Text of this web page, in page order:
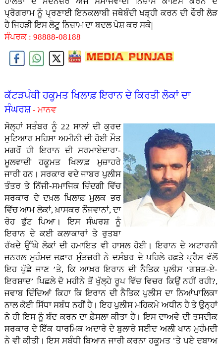
ਪ੍ਰੋਗਰਾਮ ਨੂੰ ਪ੍ਰਣਾਈ ਇਨਕਲਾਬੀ ਜਥੇਬੰਦੀ ਖੜ੍ਹੀ ਕਰਨ ਦੀ ਫੌਰੀ ਲੋੜ
ਹੈ ਜਿਹੜੀ ਇਸ ਲੋਟੂ ਨਿਜ਼ਾਮ ਦਾ ਬਦਲ ਪੇਸ਼ ਕਰ ਸਕੇ|
ਸੰਪਰਕ : 98888-08188
ਕੱਟੜਪੰਥੀ ਹਕੂਮਤ ਖਿਲਾਫ਼ ਇਰਾਨ ਦੇ ਕਿਰਤੀ ਲੋਕਾਂ ਦਾ
ਸੰਘਰਸ਼- ਮਾਨਵ
ਸੋਲ੍ਹਾਂ ਸਤੰਬਰ ਨੂੰ 22 ਸਾਲਾਂ ਦੀ ਕੁਰਦ
ਮੁਟਿਆਰ ਮਹਿਸਾ ਅਮੀਨੀ ਦੀ ਹੋਈ ਮੌਤ
ਮਗਰੋਂ ਹੀ ਇਰਾਨ ਦੀ ਸਰਮਾਏਦਾਰਾ-
ਮੂਲਵਾਦੀ ਹਕੂਮਤ ਖਿਲਾਫ਼ ਮੁਜ਼ਾਹਰੇ
ਜਾਰੀ ਹਨ। ਸਰਕਾਰ ਵਦੇ ਜਾਬਰ ਪੁਲੀਸ
ਤੰਤਰ ਤੇ ਨਿੱਜੀ-ਸਮਾਜਿਕ ਜ਼ਿੰਦਗੀ ਵਿੱਚ
ਸਰਕਾਰ ਦੇ ਦਖ਼ਲ ਖਿਲਾਫ਼ ਮੁਲਕ ਭਰ
ਵਿੱਚ ਆਮ ਲੋਕਾਂ, ਖ਼ਾਸਕਰ ਨੌਜਵਾਨਾਂ, ਦਾ
ਰੋਹ ਫੁੱਟ ਪਿਆ। ਇਸ ਸੰਘਰਸ਼ ਨੂੰ
ਇਰਾਨ ਦੇ ਕਈ ਕਲਾਕਾਰਾਂ ਤੇ ਰੁਤਬਾ
ਰੱਖਦੇ ਉੱਘੇ ਲੋਕਾਂ ਦੀ ਹਮਾਇਤ ਵੀ ਹਾਸਲ ਹੋਈ। ਇਰਾਨ ਦੇ ਅਟਾਰਨੀ
ਜਨਰਲ ਮੁਹੰਮਦ ਜਫ਼ਾਰ ਮੁੰਤਜ਼ਰੀ ਨੇ ਦਸੰਬਰ ਦੇ ਪਹਿਲੇ ਹਫ਼ਤੇ ਪ੍ਰੈਸ ਵੱਲੋਂ
ਇਹ ਪੁੱਛੇ ਜਾਣ ’ਤੇ, ਕਿ ਆਖ਼ਰ ਇਰਾਨ ਦੀ ਨੈਤਿਕ ਪੁਲੀਸ ‘ਗਸ਼ਤ-ਏ-
ਇਰਸ਼ਾਦ’ ਪਿਛਲੇ ਦੋ ਮਹੀਨੇ ਤੋਂ ਖੁੱਲ੍ਹੇ ਰੂਪ ਵਿੱਚ ਵਿਚਰ ਕਿਉਂ ਨਹੀਂ ਰਹੀ?,
ਜਵਾਬ ਦਿੰਦਿਆਂ ਕਿਹਾ ਕਿ ਇਰਾਨ ਦੀ ਨੈਤਿਕ ਪੁਲੀਸ ਦਾ ਨਿਆਂਪਾਲਿਕਾ
ਨਾਲ ਕੋਈ ਸਿੱਧਾ ਸਬੰਧ ਨਹੀਂ ਹੈ। ਇਹ ਪੁਲੀਸ ਮਹਿਕਮੇ ਅਧੀਨ ਹੈ ਤੇ ਉਨ੍ਹਾਂ
ਨੇ ਹੀ ਇਸ ਨੂੰ ਬੰਦ ਕਰਨ ਦਾ ਫ਼ੈਸਲਾ ਕੀਤਾ ਹੈ। ਇਸ ਦਾਅਵੇ ਦੀ ਤਸਦੀਕ
ਸਰਕਾਰ ਦੇ ਇੱਕ ਧਾਰਮਿਕ ਅਦਾਰੇ ਦੇ ਬੁਲਾਰੇ ਸਈਦ ਅਲੀ ਖਾਨ ਮੁਹੰਮਦੀ
ਨੇ ਵੀ ਕੀਤੀ। ਇਸ ਸਬੰਧੀ ਬਿਆਨ ਜਾਰੀ ਕਰਨਾ ਹਕੂਮਤ ’ਤੇ ਪਏ ਦਬਾਅ